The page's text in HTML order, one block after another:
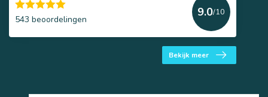
543 beoordelingen
9.0/10
Bekijk meer